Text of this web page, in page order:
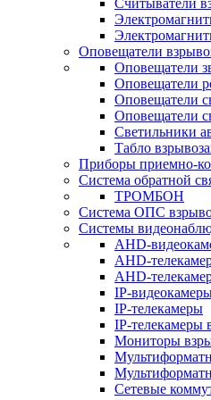
Считыватели
Оповещатели
Оповещатели
Оповещатели
Оповещатели
Оповещатели
Светильники
Табло
Приборы приемно-
Система обратной
ТРОМБОН
Система ОПС
Системы
AHD-
AHD-
AHD-
IP-
IP-телекамеры
IP-телекамеры
Мониторы
Сетевые